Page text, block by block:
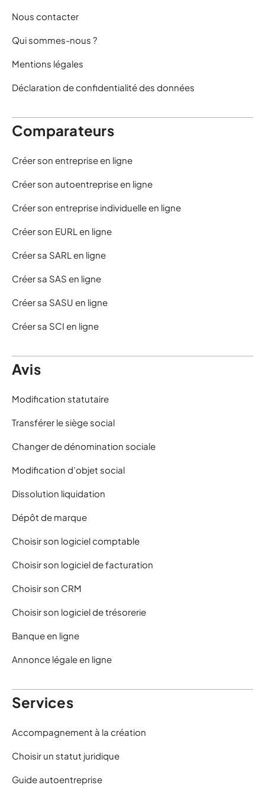
Nous contacter
Qui sommes-nous ?
Mentions légales
Déclaration de confidentialité des données
Comparateurs
Créer son entreprise en ligne
Créer son autoentreprise en ligne
Créer son entreprise individuelle en ligne
Créer son EURL en ligne
Créer sa SARL en ligne
Créer sa SAS en ligne
Créer sa SASU en ligne
Créer sa SCI en ligne
Avis
Modification statutaire
Transférer le siège social
Changer de dénomination sociale
Modification d’objet social
Dissolution liquidation
Dépôt de marque
Choisir son logiciel comptable
Choisir son logiciel de facturation
Choisir son CRM
Choisir son logiciel de trésorerie
Banque en ligne
Annonce légale en ligne
Services
Accompagnement à la création
Choisir un statut juridique
Guide autoentreprise